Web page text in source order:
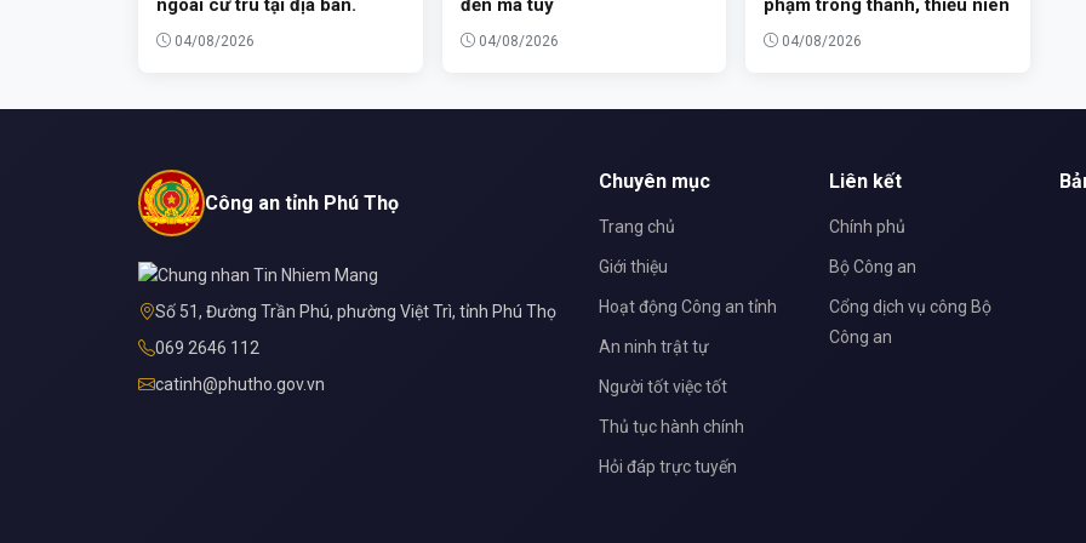
ngoài cư trú tại địa bàn.
04/08/2026
đến ma túy
04/08/2026
phạm trong thanh, thiếu niên
04/08/2026
Công an tỉnh Phú Thọ
Số 51, Đường Trần Phú, phường Việt Trì, tỉnh Phú Thọ
069 2646 112
catinh@phutho.gov.vn
Chuyên mục
Trang chủ
Giới thiệu
Hoạt động Công an tỉnh
An ninh trật tự
Người tốt việc tốt
Thủ tục hành chính
Hỏi đáp trực tuyến
Liên kết
Chính phủ
Bộ Công an
Cổng dịch vụ công Bộ
Công an